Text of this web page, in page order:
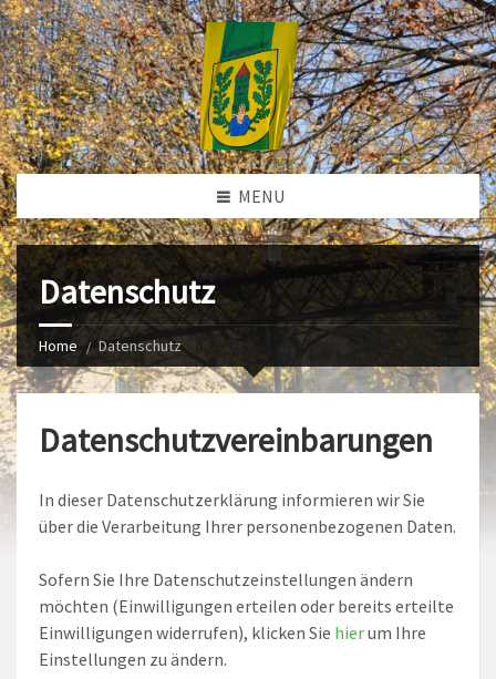
MENU
Datenschutz
Home Datenschutz
Datenschutzvereinbarungen
In dieser Datenschutzerklärung informieren wir Sie
über die Verarbeitung Ihrer personenbezogenen Daten.
Sofern Sie Ihre Datenschutzeinstellungen ändern
möchten (Einwilligungen erteilen oder bereits erteilte
Einwilligungen widerrufen), klicken Sie hierum Ihre
Einstellungen zu ändern.